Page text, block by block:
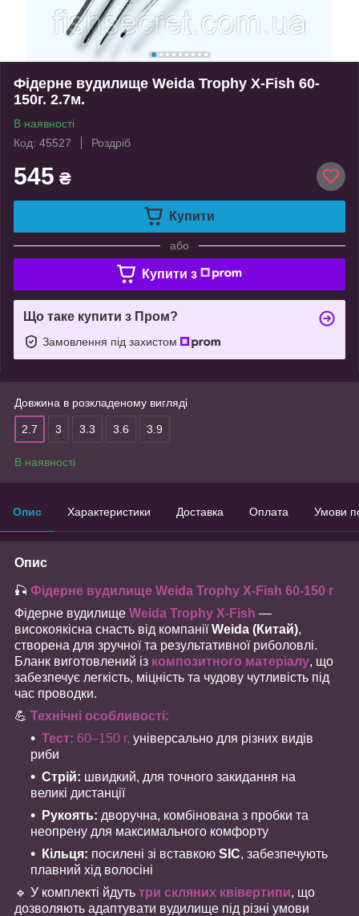
Фідерне вудилище Weida Trophy X-Fish 60-
150г. 2.7м.
В наявності
Код: 45527
Роздріб
545 ₴
Купити
або
Купити з
Що таке купити з Пром?
Замовлення під захистом
Довжина в розкладеному вигляді
2.7 3 3.3 3.6 3.9
В наявності
Опис Характеристики Доставка Оплата Умови
Опис
🎣 Фідерне вудилище Weida Trophy X-Fish 60-150 г
Фідерне вудилище Weida Trophy X-Fish —
високоякісна снасть від компаніїWeida (Китай),
створена для зручної та результативної риболовлі.
Бланк виготовлений із композитного матеріалу, що
забезпечує легкість, міцність та чудову чутливість під
час проводки.
💪 Технічні особливості:
Тест: 60–150 г, універсально для різних видів
риби
Стрій: швидкий, для точного закидання на
великі дистанції
Рукоять: дворучна, комбінована з пробки та
неопрену для максимального комфорту
Кільця: посилені зі вставкою SIC, забезпечують
плавний хід волосіні
🔹 У комплекті йдуть три скляних квівертипи, що
дозволяють адаптувати вудилище під різні умови